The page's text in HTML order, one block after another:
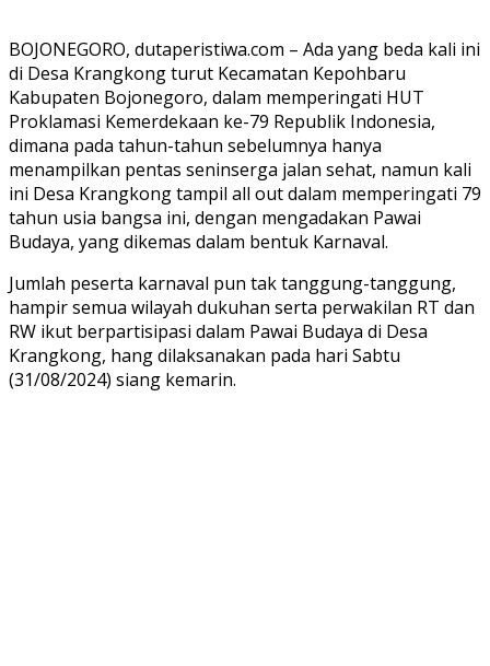
BOJONEGORO, dutaperistiwa.com – Ada yang beda kali ini
di Desa Krangkong turut Kecamatan Kepohbaru
Kabupaten Bojonegoro, dalam memperingati HUT
Proklamasi Kemerdekaan ke-79 Republik Indonesia,
dimana pada tahun-tahun sebelumnya hanya
menampilkan pentas seninserga jalan sehat, namun kali
ini Desa Krangkong tampil all out dalam memperingati 79
tahun usia bangsa ini, dengan mengadakan Pawai
Budaya, yang dikemas dalam bentuk Karnaval.
Jumlah peserta karnaval pun tak tanggung-tanggung,
hampir semua wilayah dukuhan serta perwakilan RT dan
RW ikut berpartisipasi dalam Pawai Budaya di Desa
Krangkong, hang dilaksanakan pada hari Sabtu
(31/08/2024) siang kemarin.